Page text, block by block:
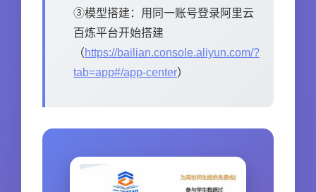
③模型搭建：用同一账号登录阿里云
百炼平台开始搭建
（https://bailian.console.aliyun.com/?
tab=app#/app-center）